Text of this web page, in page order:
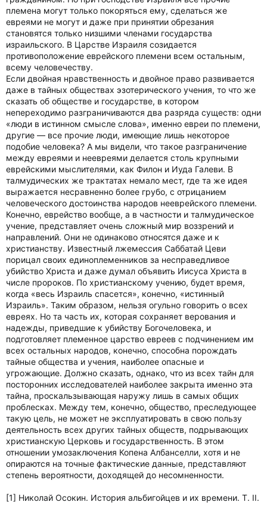
племена могут только покоряться ему, сделаться же
евреями не могут и даже при принятии обрезания
становятся только низшими членами государства
израильского. В Царстве Израиля созидается
противоположение еврейского племени всем остальным,
всему человечеству.
Если двойная нравственность и двойное право развивается
даже в тайных обществах эзотерического учения, то что же
сказать об обществе и государстве, в котором
непереходимо разграничиваются два разряда существ: одни
«люди в истинном смысле слова», именно евреи по племени,
другие — все прочие люди, имеющие лишь некоторое
подобие человека? А мы видели, что такое разграничение
между евреями и неевреями делается столь крупными
еврейскими мыслителями, как Филон и Иуда Галеви. В
талмудических же трактатах немало мест, где та же идея
выражается несравненно более грубо, с отрицанием
человеческого достоинства народов нееврейского племени.
Конечно, еврейство вообще, а в частности и талмудическое
учение, представляет очень сложный мир воззрений и
направлений. Они не одинаково относятся даже и к
христианству. Известный лжемессия Саббатай Цеви
порицал своих единоплеменников за несправедливое
убийство Христа и даже думал объявить Иисуса Христа в
числе пророков. По христианскому учению, будет время,
когда «весь Израиль спасется», конечно, «истинный
Израиль». Таким образом, нельзя огульно говорить о всех
евреях. Но та часть их, которая сохраняет верования и
надежды, приведшие к убийству Богочеловека, и
подготовляет племенное царство евреев с подчинением им
всех остальных народов, конечно, способна порождать
тайные общества и учения, наиболее опасные и
угрожающие. Должно сказать, однако, что из всех тайн для
посторонних исследователей наиболее закрыта именно эта
тайна, проскальзывающая наружу лишь в самых общих
проблесках. Между тем, конечно, общество, преследующее
такую цель, не может не эксплуатировать в свою пользу
деятельность всех других тайных обществ, подрывающих
христианскую Церковь и государственность. В этом
отношении умозаключения Копена Албанселли, хотя и не
опираются на точные фактические данные, представляют
степень вероятности, доходящей до несомненности.
[1] Николай Осокин. История альбигойцев и их времени. Т. II.